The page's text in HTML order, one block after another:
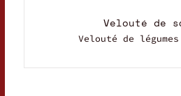
Velouté de
Velouté de légumes